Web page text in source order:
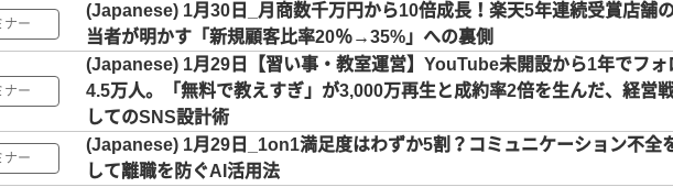
ナー
1月30日_月商数千万円から10倍成長！楽天5年連続受賞店舗
当者が明かす「新規顧客比率20％→35%」への裏側
ナー
1月29日【習い事・教室運営】YouTube未開設から1年でフォ
4.5万人。「無料で教えすぎ」が3,000万再生と成約率2倍を生んだ、経営
してのSNS設計術
ナー
1月29日_1on1満足度はわずか5割？コミュニケーション不全
して離職を防ぐAI活用法